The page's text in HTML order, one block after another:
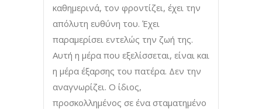
καθημερινά, τον φροντίζει, έχει την
απόλυτη ευθύνη του. Έχει
παραμερίσει εντελώς την ζωή της.
Αυτή η μέρα που εξελίσσεται, είναι και
η μέρα έξαρσης του πατέρα. Δεν την
αναγνωρίζει. Ο ίδιος,
προσκολλημένος σε ένα σταματημένο